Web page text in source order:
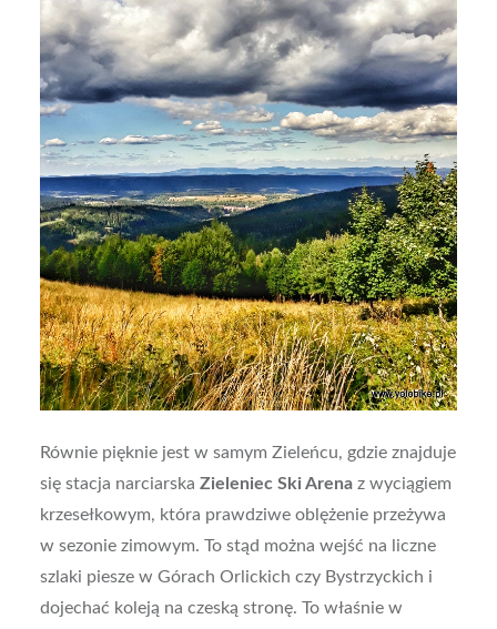
Równie pięknie jest w samym Zieleńcu, gdzie znajduje
się stacja narciarska Zieleniec Ski Arenaz wyciągiem
krzesełkowym, która prawdziwe oblężenie przeżywa
w sezonie zimowym. To stąd można wejść na liczne
szlaki piesze w Górach Orlickich czy Bystrzyckich i
dojechać koleją na czeską stronę. To właśnie w